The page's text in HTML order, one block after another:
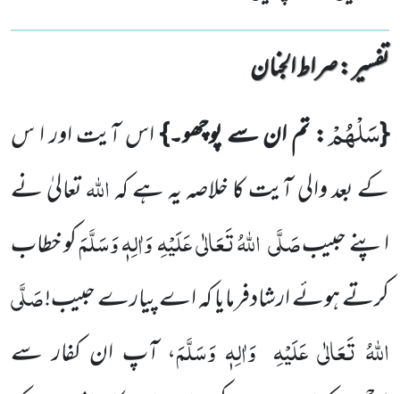
تفسیر : ‎صراط الجنان
{سَلْهُمْ: تم ان سے پوچھو۔}اس آیت اور ا س
کے بعد والی آیت کاخلاصہ یہ ہے کہاللّٰہتعالیٰ نے
اپنے حبیبصَلَّیاللّٰہُ تَعَالٰی عَلَیْہِوَاٰلِہٖ وَسَلَّمَکو خطاب
کرتے ہوئے ارشادفرمایا کہ اے پیارے حبیب!صَلَّی
اللّٰہُ تَعَالٰی عَلَیْہِ وَاٰلِہٖ وَسَلَّمَ، آپ ان کفار سے